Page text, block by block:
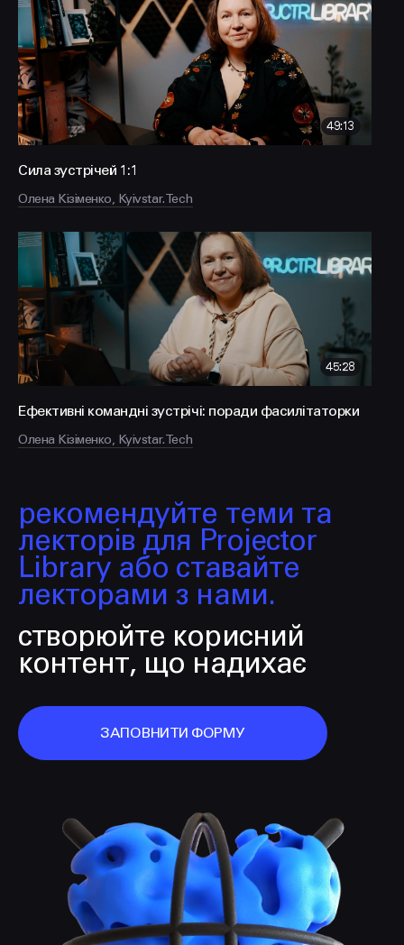
FACEBOOK LINKEDIN
49:13
Сила зустрічей 1:1
Олена Кізіменко, Kyivstar.Tech
45:28
Ефективні командні зустрічі: поради фасилітаторки
Олена Кізіменко, Kyivstar.Tech
рекомендуйте теми та
лекторів для Projector
Library або ставайте
лекторами з нами.
створюйте корисний
контент, що надихає
ЗАПОВНИТИ ФОРМУ